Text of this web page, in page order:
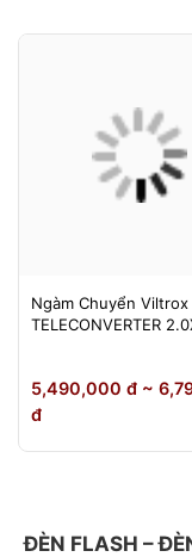
Ngàm Chuyển Viltrox
TELECONVERTER
Tháng
5,490,000 đ ~
đ
ĐÈN FLASH –